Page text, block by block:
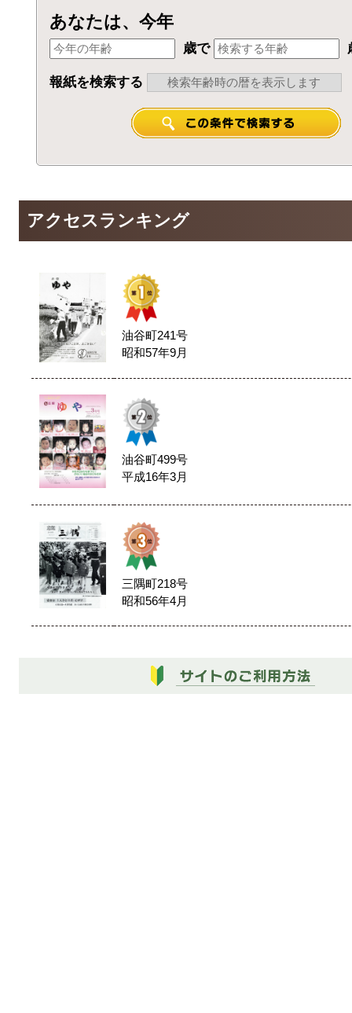
あなたは、今年
歳で
報紙を検索する
アクセスランキング
油谷町241号
昭和57年9月
油谷町499号
平成16年3月
三隅町218号
昭和56年4月